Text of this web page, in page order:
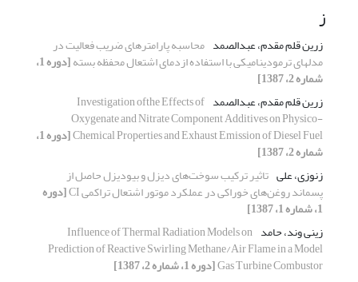
ز
زرین قلم مقدم، عبدالصمد محاسبه پارامترهای ضریب فعالیت در
مدلهای ترمودینامیکی با استفاده ازدمای اشتعال محفظه بسته [دوره 1،
شماره 2، 1387]
زرین قلم مقدم، عبدالصمد Investigation ofthe Effects of
Oxygenate and Nitrate Component Additives on Physico-
Chemical Properties and Exhaust Emission of Diesel Fuel [دوره 1،
شماره 2، 1387]
زنوزی، علی تاثیر ترکیب سوخت‌های دیزل و بیودیزل حاصل از
پسماند روغن‌های خوراکی در عملکرد موتور اشتعال تراکمی CI [دوره
1، شماره 1، 1387]
زینی وند، حامد Influence of Thermal Radiation Models on
Prediction of Reactive Swirling Methane/Air Flame in a Model
Gas Turbine Combustor[دوره 1، شماره 2، 1387]